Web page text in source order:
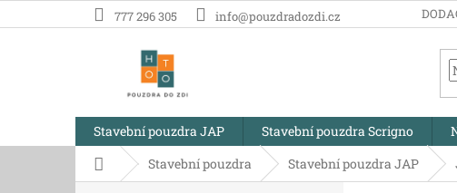
na
777 296 305 info@pouzdradozdi.cz
Stavební pouzdra JAP Stavební pouzdra Scrigno
Domů Stavební pouzdra Stavební pouzdra JAP